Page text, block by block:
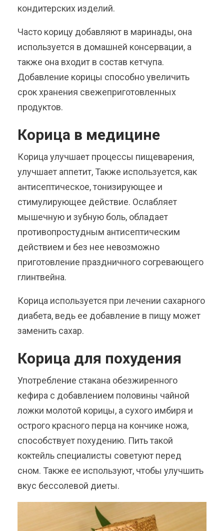
кондитерских изделий.
Часто корицу добавляют в маринады, она
используется в домашней консервации, а
также она входит в состав кетчупа.
Добавление корицы способно увеличить
срок хранения свежеприготовленных
продуктов.
Корица в медицине
Корица улучшает процессы пищеварения,
улучшает аппетит, Также используется, как
антисептическое, тонизирующее и
стимулирующее действие. Ослабляет
мышечную и зубную боль, обладает
противопростудным антисептическим
действием и без нее невозможно
приготовление праздничного согревающего
глинтвейна.
Корица используется при лечении сахарного
диабета, ведь ее добавление в пищу может
заменить сахар.
Корица для похудения
Употребление стакана обезжиренного
кефира с добавлением половины чайной
ложки молотой корицы, а сухого имбиря и
острого красного перца на кончике ножа,
способствует похудению. Пить такой
коктейль специалисты советуют перед
сном. Также ее используют, чтобы улучшить
вкус бессолевой диеты.